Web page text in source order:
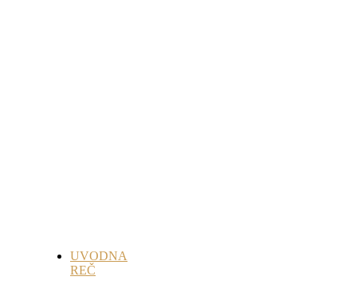
UVODNA
REČ